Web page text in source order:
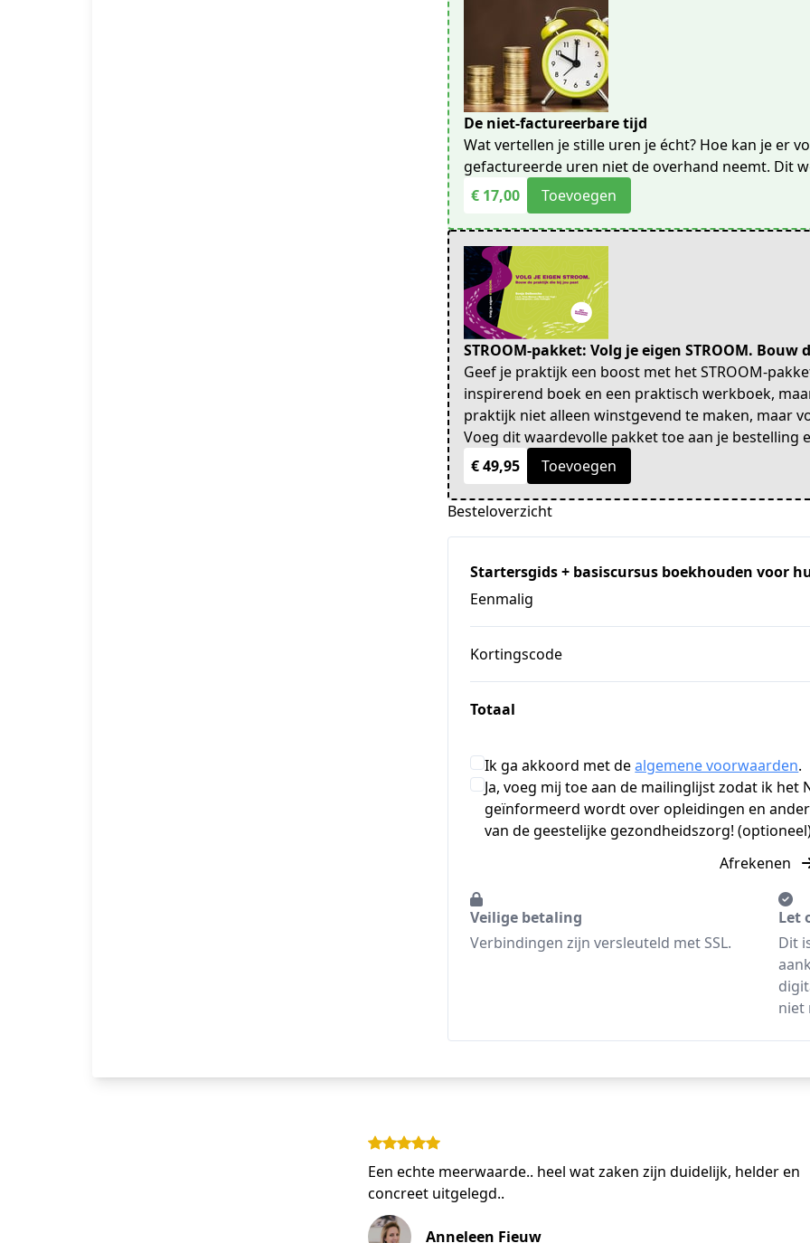
De niet-factureerbare tijd
Wat vertellen je stille uren je écht? Hoe kan je er
gefactureerde uren niet de overhand neemt. Dit
€ 17,00
Toevoegen
STROOM-pakket: Volg je eigen STROOM.
Geef je praktijk een boost met het STROOM-
inspirerend boek en een praktisch werkboek,
praktijk niet alleen winstgevend te maken, maar
Voeg dit waardevolle pakket toe aan je bestelling
€ 49,95
Toevoegen
Besteloverzicht
Startersgids + basiscursus boekhouden voor
Eenmalig
Kortingscode
Totaal
Ik ga akkoord met dealgemene voorwaarden.
Ja, voeg mij toe aan de mailinglijst zodat ik
geïnformeerd wordt over opleidingen en
van de geestelijke gezondheidszorg!
Afrekenen
Veilige betaling
Verbindingen zijn versleuteld met SSL.
Let
Dit
niet
Een echte meerwaarde.. heel wat zaken zijn duidelijk, helder en
concreet uitgelegd..
Anneleen Fieuw